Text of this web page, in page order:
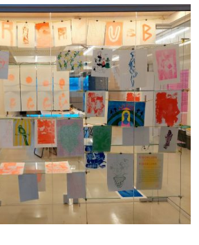
Info
English
Søk